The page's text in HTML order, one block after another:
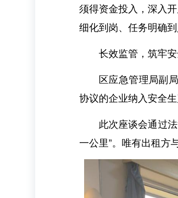
须得资金投入，深入
细化到岗、任务明确
长效监管，筑牢
区应急管理局副
协议的企业纳入安全生
此次座谈会通过
一公里”。唯有出租方